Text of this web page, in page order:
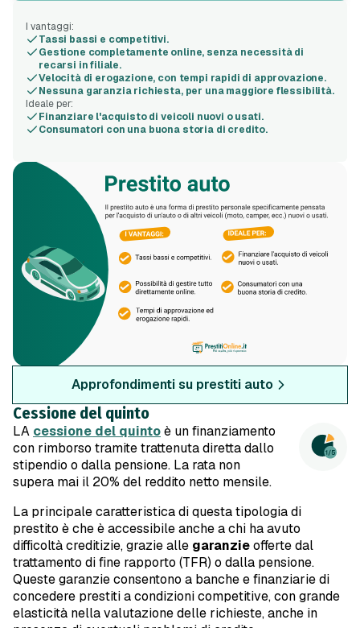
I vantaggi:
Tassi bassi e competitivi.
Gestione completamente online, senza necessità di
recarsi in filiale.
Velocità di erogazione, con tempi rapidi di approvazione.
Nessuna garanzia richiesta, per una maggiore flessibilità.
Ideale per:
Finanziare l'acquisto di veicoli nuovi o usati.
Consumatori con una buona storia di credito.
Approfondimenti su prestiti auto
Cessione del quinto
LA cessione del quintoè un finanziamento
con rimborso tramite trattenuta diretta dallo
stipendio o dalla pensione. La rata non
supera mai il 20% del reddito netto mensile.
La principale caratteristica di questa tipologia di
prestito è che è accessibile anche a chi ha avuto
difficoltà creditizie, grazie alle garanzieofferte dal
trattamento di fine rapporto (TFR) o dalla pensione.
Queste garanzie consentono a banche e finanziarie di
concedere prestiti a condizioni competitive, con grande
elasticità nella valutazione delle richieste, anche in